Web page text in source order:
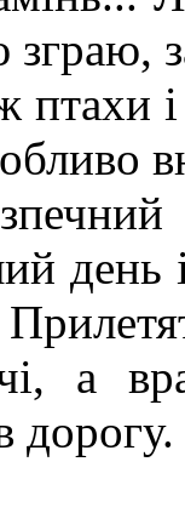
птахи
а
дорогу.